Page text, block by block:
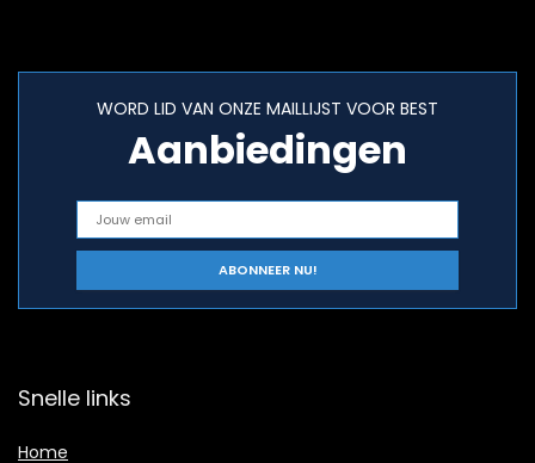
WORD LID VAN ONZE MAILLIJST VOOR BEST
Aanbiedingen
Snelle links
Home